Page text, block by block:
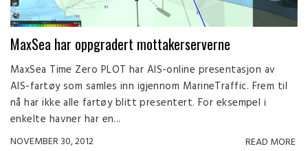
MaxSea har oppgradert mottakerserverne
MaxSea Time Zero PLOT har AIS-online presentasjon av
AIS-fartøy som samles inn igjennom MarineTraffic. Frem til
nå har ikke alle fartøy blitt presentert. For eksempel i
enkelte havner har en...
NOVEMBER 30, 2012 READ MORE